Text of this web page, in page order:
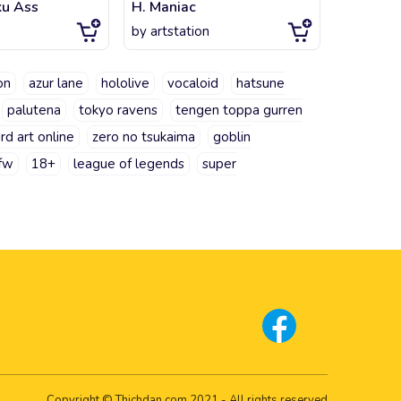
Ass H. Maniac
by artstation
azur lane hololive vocaloid
hatsune
palutena tokyo ravens
tengen toppa gurren
art online zero no tsukaima
goblin
18+ league of legends
super